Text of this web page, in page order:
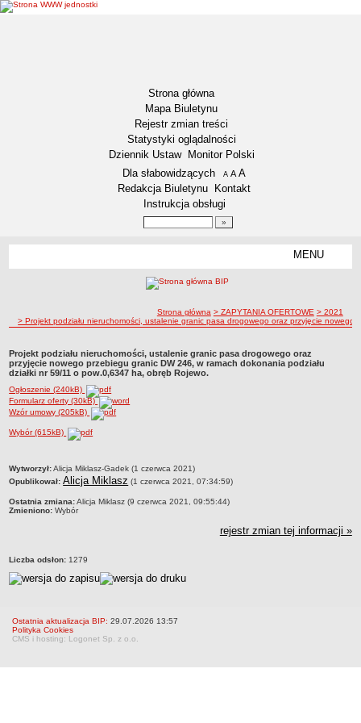
Strona główna
Mapa Biuletynu
Rejestr zmian treści
Statystyki oglądalności
Dziennik Ustaw
Monitor Polski
Menu dodatkowe
Dla słabowidzących A pomniejsz czcionkę
A standardowy rozmiar czcionki
A
Redakcja Biuletynu
Kontakt
Instrukcja obsługi
MENU
RAPORT O STANIE DOSTĘPNOŚCI
Lokalizacja
Przedmiot działalności
Statut
Nadzór nad ZDW
Regulamin Organizacyjny
Struktura organizacyjna
Inspektor Ochrony Danych
PRACA W ZDW
POZWOLENIA I DECYZJE
Uzgodnienie lokalizacji urządzeń infrastruktury technicznej
Zezwolenie na umieszczenie urządzeń infrastruktury technicznej
ścieżka nawigacji
Strona główna > ZAPYTANIA OFERTOWE > 2021
> Projekt podziału nieruchomości, ustalenie granic pasa drogowego oraz przyjęcie
Projekt podziału nieruchomości, ustalenie granic pasa drogowego oraz
przyjęcie nowego przebiegu granic DW 246, w ramach dokonania podziału
działki nr 59/11 o pow.0,6347 ha, obręb Rojewo.
Ogłoszenie (240kB)
Formularz oferty (30kB)
Wzór umowy (205kB)
Wybór (615kB)
metryczka
Wytworzył:Alicja Miklasz-Gadek (1 czerwca 2021)
Opublikował: Alicja Miklasz (1 czerwca 2021, 07:34:59)
Ostatnia zmiana:Alicja Miklasz (9 czerwca 2021, 09:55:44)
Zmieniono: Wybór
rejestr zmian tej informacji »
Liczba odsłon: 1279
Ostatnia aktualizacja BIP: 29.07.2026 13:57
Polityka Cookies
CMS i hosting: Logonet Sp. z o.o.